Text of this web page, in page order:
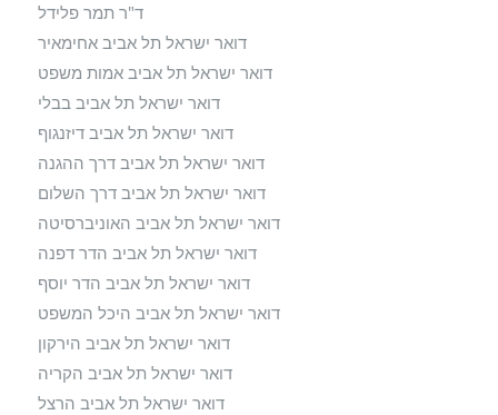
ד"ר תמר פלידל
דואר ישראל תל אביב אחימאיר
דואר ישראל תל אביב אמות משפט
דואר ישראל תל אביב בבלי
דואר ישראל תל אביב דיזנגוף
דואר ישראל תל אביב דרך ההגנה
דואר ישראל תל אביב דרך השלום
דואר ישראל תל אביב האוניברסיטה
דואר ישראל תל אביב הדר דפנה
דואר ישראל תל אביב הדר יוסף
דואר ישראל תל אביב היכל המשפט
דואר ישראל תל אביב הירקון
דואר ישראל תל אביב הקריה
דואר ישראל תל אביב הרצל